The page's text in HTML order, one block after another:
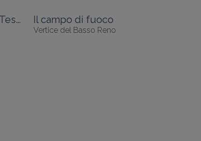
Parco di Wesserling - Ecomuseo del Tessile Il campo di fuoco
Vertice del Basso Reno